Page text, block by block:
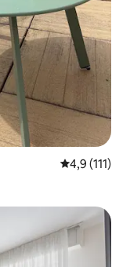
4,9 av 5 i
4,9 (111)